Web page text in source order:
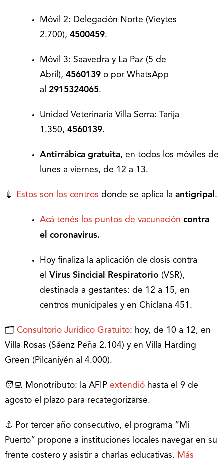
Móvil 2: Delegación Norte (Vieytes
2.700), 4500459.
Móvil 3: Saavedra y La Paz (5 de
Abril), 4560139 o por WhatsApp
al 2915324065.
Unidad Veterinaria Villa Serra: Tarija
1.350, 4560139.
Antirrábica gratuita, en todos los móviles de
lunes a viernes, de 12 a 13.
💉 Estos son los centros donde se aplica la antigripal .
Acá tenés los puntos de vacunación contra
el coronavirus.
Hoy finaliza la aplicación de dosis contra
el Virus Sincicial Respiratorio (VSR),
destinada a gestantes: de 12 a 15, en
centros municipales y en Chiclana 451.
🗂 Consultorio Jurídico Gratuito: hoy, de 10 a 12, en
Villa Rosas (Sáenz Peña 2.104) y en Villa Harding
Green (Pilcaniyén al 4.000).
🧑‍💻 Monotributo: la AFIP extendió hasta el 9 de
agosto el plazo para recategorizarse.
⚓ Por tercer año consecutivo, el programa “Mi
Puerto” propone a instituciones locales navegar en su
frente costero y asistir a charlas educativas. Más